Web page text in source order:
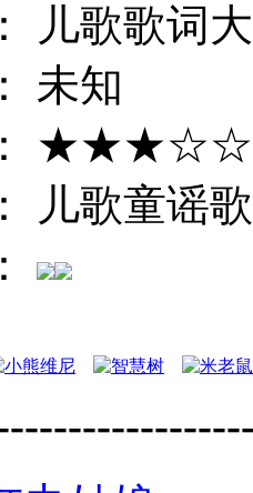
儿歌歌词
未知
： ★★★☆☆
儿歌童谣